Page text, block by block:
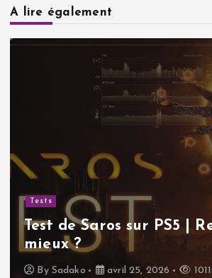
A lire également
Tests
Test de Saros sur PS5 |
mieux ?
By Sadako avril 25, 2026